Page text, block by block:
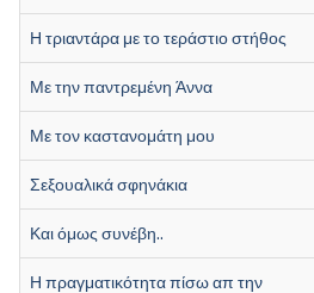
Η τριαντάρα με το τεράστιο στήθος
Με την παντρεμένη Άννα
Με τον καστανομάτη μου
Σεξουαλικά σφηνάκια
Και όμως συνέβη..
Η πραγματικότητα πίσω απ την